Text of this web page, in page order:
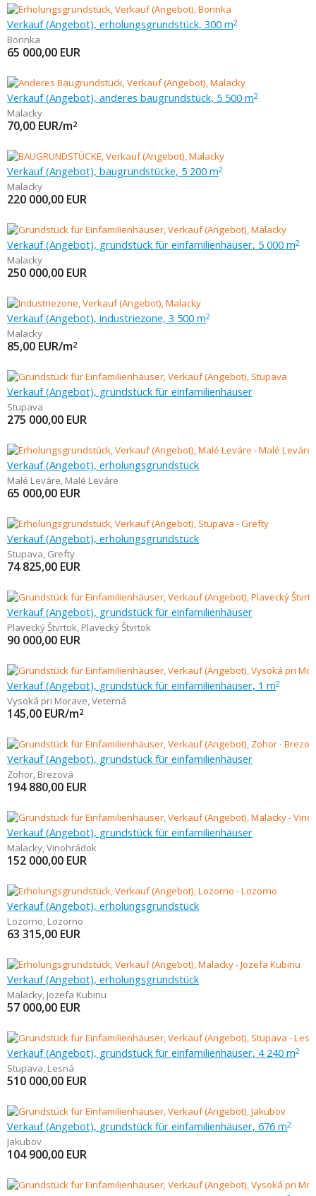
Verkauf (Angebot), erholungsgrundstück, 300 m2
Borinka
65 000,00 EUR
Verkauf (Angebot), anderes baugrundstück, 5 500 m2
Malacky
70,00 EUR/m2
Verkauf (Angebot), baugrundstücke, 5 200 m2
Malacky
220 000,00 EUR
Verkauf (Angebot), grundstück für einfamilienhäuser, 5 000 m2
Malacky
250 000,00 EUR
Verkauf (Angebot), industriezone, 3 500 m2
Malacky
85,00 EUR/m2
Verkauf (Angebot), grundstück für einfamilienhäuser
Stupava
275 000,00 EUR
Verkauf (Angebot), erholungsgrundstück
Malé Leváre, Malé Leváre
65 000,00 EUR
Verkauf (Angebot), erholungsgrundstück
Stupava, Grefty
74 825,00 EUR
Verkauf (Angebot), grundstück für einfamilienhäuser
Plavecký Štvrtok, Plavecký Štvrtok
90 000,00 EUR
Verkauf (Angebot), grundstück für einfamilienhäuser, 1 m2
Vysoká pri Morave,Veterná
145,00 EUR/m2
Verkauf (Angebot), grundstück für einfamilienhäuser
Zohor, Brezová
194 880,00 EUR
Verkauf (Angebot), grundstück für einfamilienhäuser
Malacky,Vinohrádok
152 000,00 EUR
Verkauf (Angebot), erholungsgrundstück
Lozorno, Lozorno
63 315,00 EUR
Verkauf (Angebot), erholungsgrundstück
Malacky, Jozefa Kubinu
57 000,00 EUR
Verkauf (Angebot), grundstück für einfamilienhäuser, 4 240 m2
Stupava, Lesná
510 000,00 EUR
Verkauf (Angebot), grundstück für einfamilienhäuser, 676 m2
Jakubov
104 900,00 EUR